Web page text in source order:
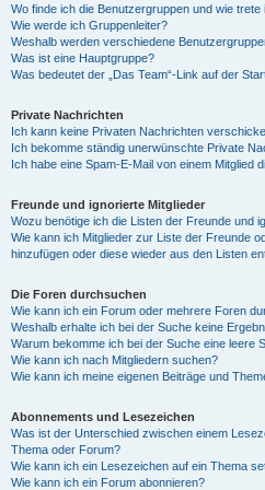
Wo finde ich die Benutzergruppen und wie trete
Wie werde ich Gruppenleiter?
Weshalb werden verschiedene
Was ist eine Hauptgruppe?
Was bedeutet der „Das Team“-Link auf der
Private Nachrichten
Ich kann keine Privaten Nachrichten
Ich bekomme ständig unerwünschte Private
Ich habe eine Spam-E-Mail von einem Mitglied
Freunde und ignorierte Mitglieder
Wozu benötige ich die Listen der Freunde und
Wie kann ich Mitglieder zur Liste der Freunde
hinzufügen oder diese wieder aus den Listen
Die Foren durchsuchen
Wie kann ich ein Forum oder mehrere Foren
Weshalb erhalte ich bei der Suche keine
Warum bekomme ich bei der Suche eine leere
Wie kann ich nach Mitgliedern suchen?
Wie kann ich meine eigenen Beiträge und
Abonnements und Lesezeichen
Was ist der Unterschied zwischen einem
Thema oder Forum?
Wie kann ich ein Lesezeichen auf ein Thema
Wie kann ich ein Forum abonnieren?